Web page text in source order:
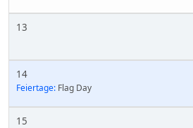
13
14
Feiertage: Flag Day
15